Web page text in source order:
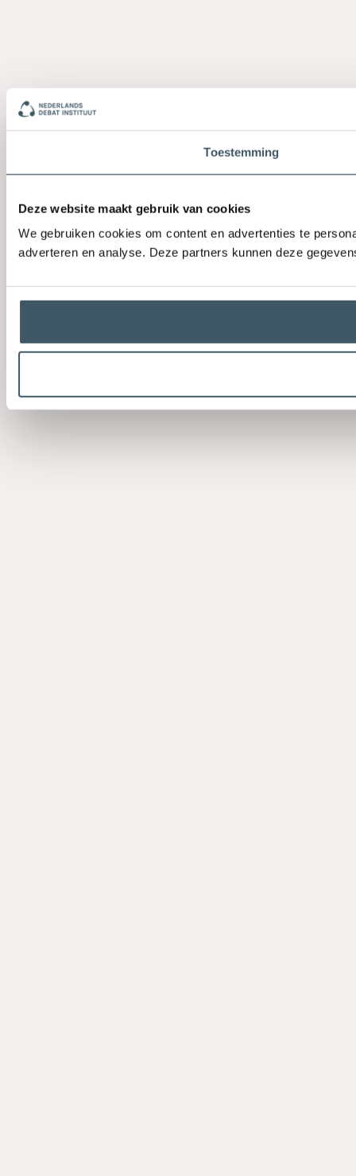
Toestemming
Deze website maakt gebruik van cookies
We gebruiken cookies om content en advertenties te
adverteren en analyse. Deze partners kunnen deze